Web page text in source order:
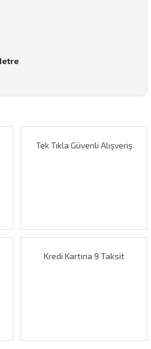
ederiz.
Tek Tıkla Güvenli Alışveriş
Kredi Kartına 9 Taksit